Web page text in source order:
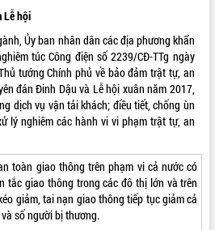
Lễ hội
Ủy ban nhân dân các địa phương khẩn
túc Công điện số 2239/CĐ-TTg ngày
tướng Chính phủ về bảo đảm trật tự, an
đán Đinh Dậu và Lễ hội xuân năm 2017,
dịch vụ vận tải khách; điều tiết, chống ùn
lý nghiêm các hành vi vi phạm trật tự, an
toàn giao thông trên phạm vi cả nước có
tắc giao thông trong các đô thị lớn và trên
giảm, tai nạn giao thông tiếp tục giảm cả
số người bị thương.